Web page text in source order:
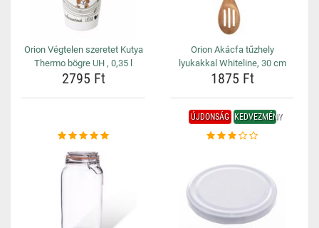
Orion Végtelen szeretet Kutya
Thermo bögre UH , 0,35 l
2795 Ft
Orion Akácfa tűzhely
lyukakkal Whiteline, 30 cm
1875 Ft
ÚJDONSÁG KEDVEZMÉNY